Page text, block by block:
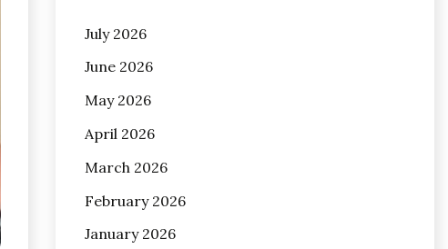
July 2026
June 2026
May 2026
April 2026
March 2026
February 2026
January 2026